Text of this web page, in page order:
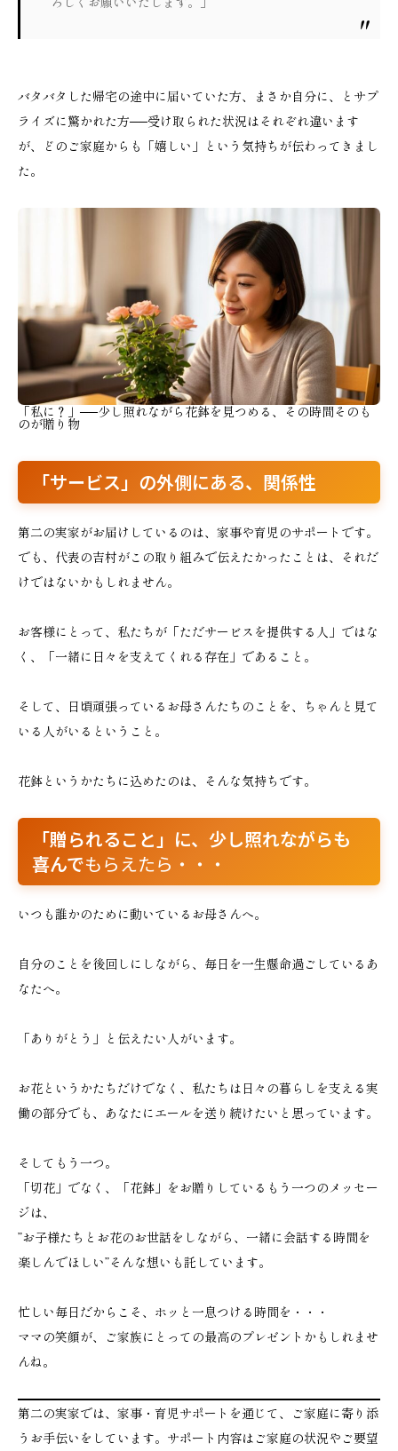
バタバタした帰宅の途中に届いていた方、まさか自分に、とサプ
ライズに驚かれた方──受け取られた状況はそれぞれ違います
が、どのご家庭からも「嬉しい」という気持ちが伝わってきまし
た。
「私に？」──少し照れながら花鉢を見つめる、その時間そのも
のが贈り物
「サービス」の外側にある、関係性
第二の実家がお届けしているのは、家事や育児のサポートです。
でも、代表の吉村がこの取り組みで伝えたかったことは、それだ
けではないかもしれません。
お客様にとって、私たちが「ただサービスを提供する人」ではな
く、「一緒に日々を支えてくれる存在」であること。
そして、日頃頑張っているお母さんたちのことを、ちゃんと見て
いる人がいるということ。
花鉢というかたちに込めたのは、そんな気持ちです。
「贈られること」に、少し照れながらも
喜んでもらえたら・・・
いつも誰かのために動いているお母さんへ。
自分のことを後回しにしながら、毎日を一生懸命過ごしているあ
なたへ。
「ありがとう」と伝えたい人がいます。
お花というかたちだけでなく、私たちは日々の暮らしを支える実
働の部分でも、あなたにエールを送り続けたいと思っています。
そしてもう一つ。
「切花」でなく、「花鉢」をお贈りしているもう一つのメッセー
ジは、
”お子様たちとお花のお世話をしながら、一緒に会話する時間を
楽しんでほしい”そんな想いも託しています。
忙しい毎日だからこそ、ホッと一息つける時間を・・・
ママの笑顔が、ご家族にとっての最高のプレゼントかもしれませ
んね。
第二の実家では、家事・育児サポートを通じて、ご家庭に寄り添
うお手伝いをしています。サポート内容はご家庭の状況やご要望